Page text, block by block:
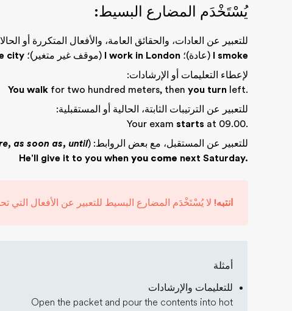
يُسْتَخْدَم المضارع البسيط:
للتعبير عن العادات، والحقائق العامة، والأفعال المتكررة أو
I smoke (عادة)؛ I work in London (موقف غير متغير)؛ city
لإعطاء التعليمات أو الإرشادات:
You walk for two hundred meters, then you turn left.
للتعبير عن الترتيبات الثابتة، الحالية أو المستقبلية:
Your exam starts at 09.00.
للتعبير عن المستقبل، مع بعض الروابط: (as soon as, until
He'll give it to you when you come next Saturday.
انتبه! لا يُسْتَخْدَم المضارع البسيط للتعبير عن الأفعال التي
أمثلة
للتعليمات والإرشادات
Open the packet and pour the contents into hot